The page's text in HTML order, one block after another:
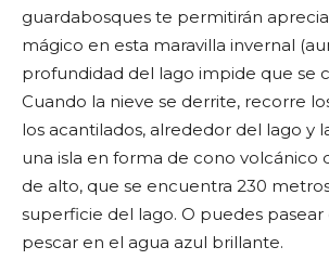
guardabosques te permitirán
mágico en esta maravilla invernal
profundidad del lago impide que se
Cuando la nieve se derrite, recorre
los acantilados, alrededor del lago y
una isla en forma de cono volcánico
de alto, que se encuentra 230
superficie del lago. O puedes
pescar en el agua azul brillante.